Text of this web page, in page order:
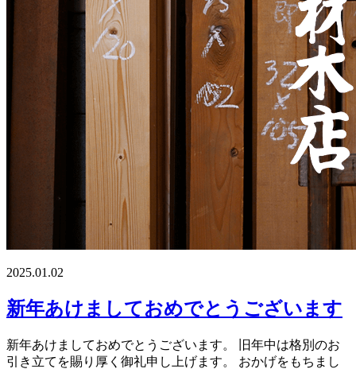
2025.01.02
新年あけましておめでとうございます
新年あけましておめでとうございます。 旧年中は格別のお
引き立てを賜り厚く御礼申し上げます。 おかげをもちまし